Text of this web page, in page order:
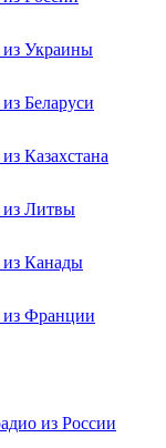
из Украины
Беларуси
Казахстана
из Литвы
из Канады
из Франции
из России